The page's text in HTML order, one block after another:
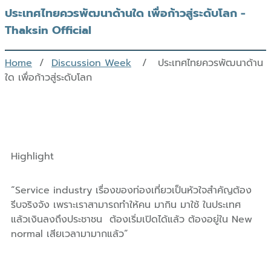
ประเทศไทยควรพัฒนาด้านใด เพื่อก้าวสู่ระดับโลก -
Thaksin Official
Home / Discussion Week / ประเทศไทยควรพัฒนาด้าน
ใด เพื่อก้าวสู่ระดับโลก
Highlight
“Service industry เรื่องของท่องเที่ยวเป็นหัวใจสำคัญต้อง
รีบจริงจัง เพราะเราสามารถทำให้คน มากิน มาใช้ ในประเทศ
แล้วเงินลงถึงประชาชน ต้องเริ่มเปิดได้แล้ว ต้องอยู่ใน New
normal เสียเวลามามากแล้ว”